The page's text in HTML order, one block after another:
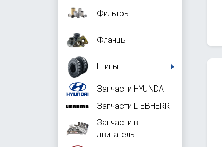
Фильтры
Фланцы
Шины
Запчасти HYUNDAI
Запчасти LIEBHERR
Запчасти в
двигатель